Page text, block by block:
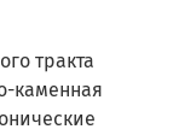
тракта
каменная